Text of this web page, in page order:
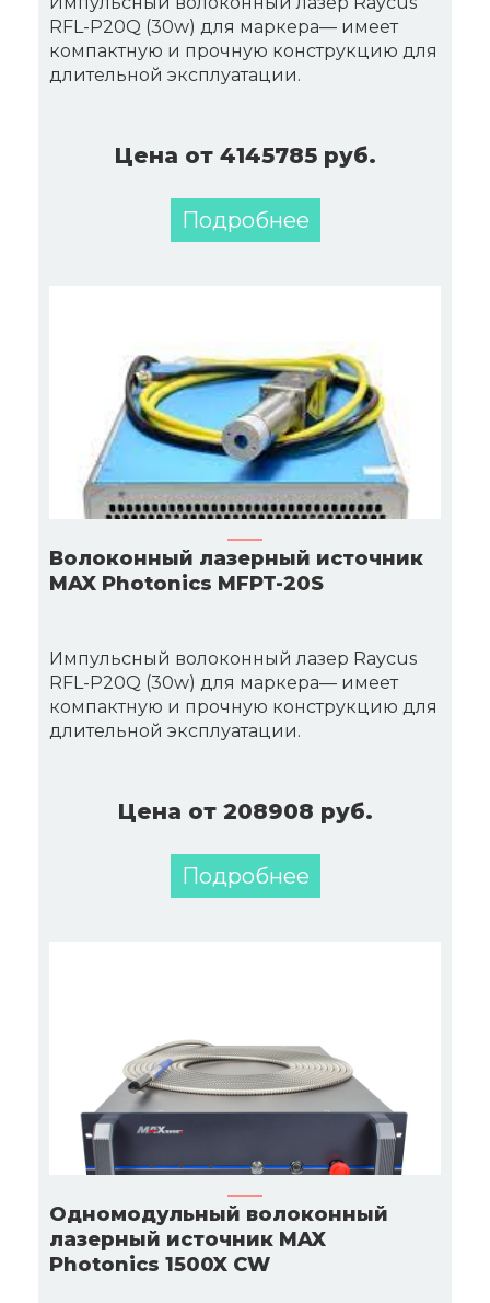
RFL-P20Q (30w) для маркера— имеет
компактную и прочную конструкцию для
длительной эксплуатации.
Цена от 4145785 руб.
Подробнее
Волоконный лазерный источник
MAX Photonics MFPT-20S
Импульсный волоконный лазер Raycus
RFL-P20Q (30w) для маркера— имеет
компактную и прочную конструкцию для
длительной эксплуатации.
Цена от 208908 руб.
Подробнее
Одномодульный волоконный
лазерный источник MAX
Photonics 1500X CW